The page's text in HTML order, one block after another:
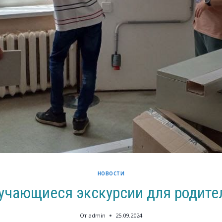
НОВОСТИ
экскурсии для
От admin 25.09.2024